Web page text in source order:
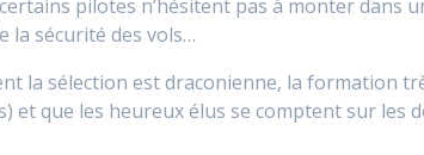
pilotes n’hésitent pas à monter dans
la sécurité des vols…
la sélection est draconienne, la formation
et que les heureux élus se comptent sur les